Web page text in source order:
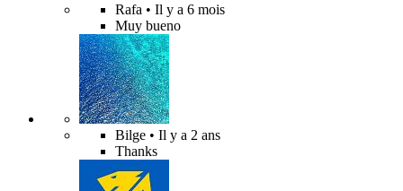
Rafa • Il y a 6 mois
Muy bueno
Bilge • Il y a 2 ans
Thanks